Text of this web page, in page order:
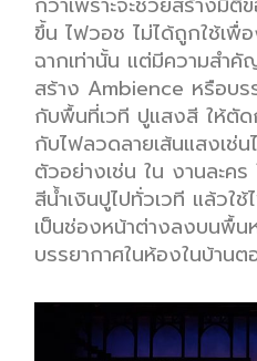
ขึ้น ไฟวอช ไม่ได้ถูกใช้เพื่อ
ฉากเท่านั้น แต่มีความสำคั
สร้าง Ambience หรือบร
กับพื้นที่เวที ปูแสงสี ให้ตัด
กับไฟลวดลายเส้นแสงเช่
ตัวอย่างเช่น ใน งานละคร
สีน้ำเงินปูไปทั่วเวที แล้วใช้
เป็นช่องหน้าต่างลงบนพน
บรรยากาศในห้องในบ้านต